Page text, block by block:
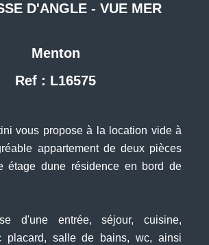
D'ANGLE - VUE MER
Menton
Ref : L16575
vous propose à la location vide à
appartement de deux pièces
étage dune résidence en bord de
d'une entrée, séjour, cuisine,
placard, salle de bains, wc, ainsi